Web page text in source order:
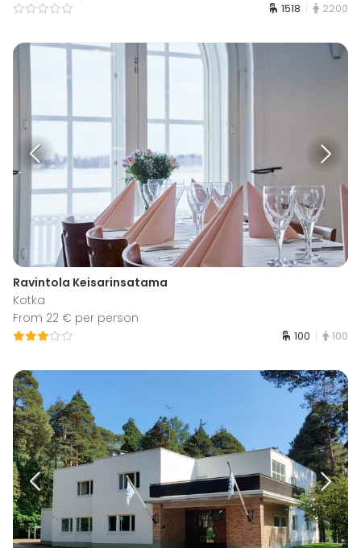
1518 2200
Ravintola Keisarinsatama
Kotka
From 22 € per person
100 100